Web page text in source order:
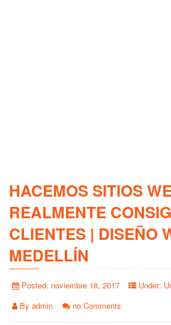
HACEMOS SITIOS
REALMENTE
CLIENTES | DISEÑO
MEDELLÍN
Posted: noviembre 18, 2017 Under:
By admin no Comments